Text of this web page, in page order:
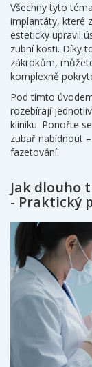
Všechny tyto
implantáty, které
esteticky upravil
zubní kosti. Díky
zákrokům,
komplexně
Pod tímto
rozebírají
kliniku. Ponořte
zubař nabídnout
fazetování.
Jak dlouho
- Praktický